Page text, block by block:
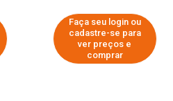
Faça seu login ou
cadastre-se para
ver preços e
comprar